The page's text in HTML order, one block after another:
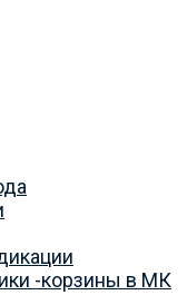
-корзины в МК